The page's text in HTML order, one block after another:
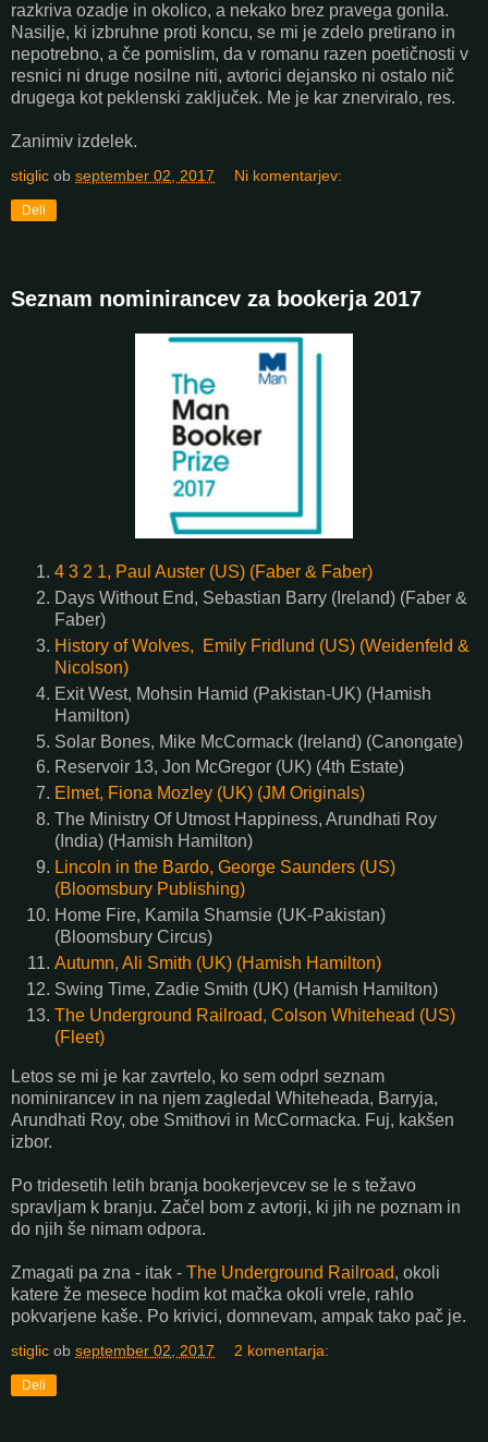
razkriva ozadje in okolico, a nekako brez pravega gonila.
Nasilje, ki izbruhne proti koncu, se mi je zdelo pretirano in
nepotrebno, a če pomislim, da v romanu razen poetičnosti v
resnici ni druge nosilne niti, avtorici dejansko ni ostalo nič
drugega kot peklenski zaključek. Me je kar znerviralo, res.
Zanimiv izdelek.
stiglic ob september 02, 2017 Ni komentarjev:
Deli
Seznam nominirancev za bookerja 2017
4 3 2 1, Paul Auster (US) (Faber & Faber)
Days Without End, Sebastian Barry (Ireland) (Faber &
Faber)
History of Wolves, Emily Fridlund (US) (Weidenfeld &
Nicolson)
Exit West, Mohsin Hamid (Pakistan-UK) (Hamish
Hamilton)
Solar Bones, Mike McCormack (Ireland) (Canongate)
Reservoir 13, Jon McGregor (UK) (4th Estate)
Elmet, Fiona Mozley (UK) (JM Originals)
The Ministry Of Utmost Happiness, Arundhati Roy
(India) (Hamish Hamilton)
Lincoln in the Bardo, George Saunders (US)
(Bloomsbury Publishing)
Home Fire, Kamila Shamsie (UK-Pakistan)
(Bloomsbury Circus)
Autumn, Ali Smith (UK) (Hamish Hamilton)
Swing Time, Zadie Smith (UK) (Hamish Hamilton)
The Underground Railroad, Colson Whitehead (US)
(Fleet)
Letos se mi je kar zavrtelo, ko sem odprl seznam
nominirancev in na njem zagledal Whiteheada, Barryja,
Arundhati Roy, obe Smithovi in McCormacka. Fuj, kakšen
izbor.
Po tridesetih letih branja bookerjevcev se le s težavo
spravljam k branju. Začel bom z avtorji, ki jih ne poznam in
do njih še nimam odpora.
Zmagati pa zna - itak - The Underground Railroad, okoli
katere že mesece hodim kot mačka okoli vrele, rahlo
pokvarjene kaše. Po krivici, domnevam, ampak tako pač je.
stiglic ob september 02, 2017 2 komentarja:
Deli